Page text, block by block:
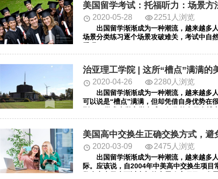
美国留学考试：托福听力：场景方
2020-05-28 2251人浏览
出国留学渐渐成为一种潮流，越来越多人
场景分类练习逐个场景攻破难关，考试中自
治亚理工学院 | 这所“槽点”满满的
2020-04-26 2280人浏览
出国留学渐渐成为一种潮流，越来越多人
可以说是“槽点”满满，但却凭借自身优势在
讯，我们一起去看看吧。
美国高中交换生正确交换方式，避
2020-03-09 2475人浏览
出国留学渐渐成为一种潮流，越来越多人
际。应该说，自2004年中美高中交换生项